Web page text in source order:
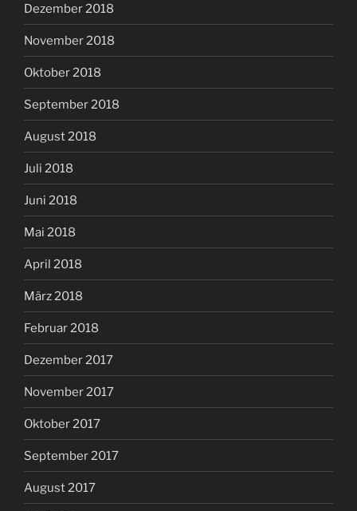
Dezember 2018
November 2018
Oktober 2018
September 2018
August 2018
Juli 2018
Juni 2018
Mai 2018
April 2018
März 2018
Februar 2018
Dezember 2017
November 2017
Oktober 2017
September 2017
August 2017